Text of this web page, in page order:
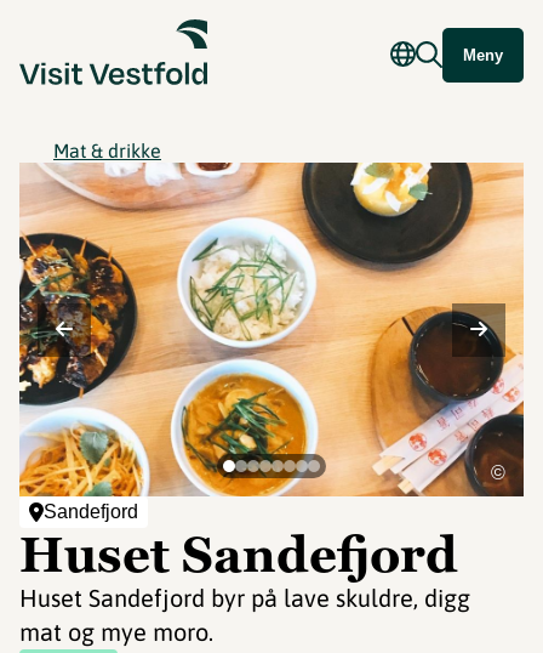
Meny
Mat & drikke
Sandefjord
Huset Sandefjord
Huset Sandefjord byr på lave skuldre, digg
mat og mye moro.
©